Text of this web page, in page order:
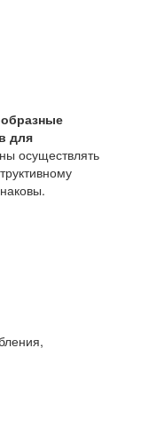
для
осуществлять